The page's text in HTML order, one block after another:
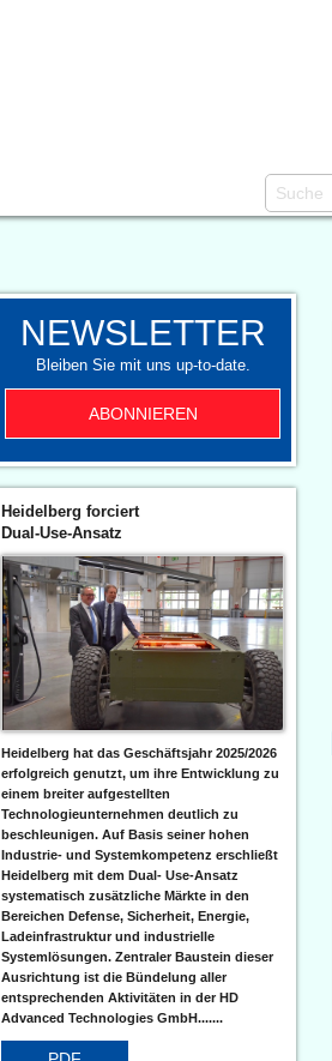
NEWSLETTER
Bleiben Sie mit uns up-to-date.
ABONNIEREN
Heidelberg forciert
Dual-Use-Ansatz
Heidelberg hat das Geschäftsjahr 2025/2026
erfolgreich genutzt, um ihre Entwicklung zu
einem breiter aufgestellten
Technologieunternehmen deutlich zu
beschleunigen. Auf Basis seiner hohen
Industrie- und Systemkompetenz erschließt
Heidelberg mit dem Dual- Use-Ansatz
systematisch zusätzliche Märkte in den
Bereichen Defense, Sicherheit, Energie,
Ladeinfrastruktur und industrielle
Systemlösungen. Zentraler Baustein dieser
Ausrichtung ist die Bündelung aller
entsprechenden Aktivitäten in der HD
Advanced Technologies GmbH.......